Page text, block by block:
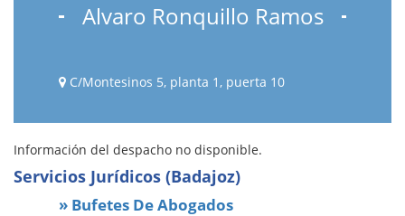
Alvaro Ronquillo Ramos
C/Montesinos 5, planta 1, puerta 10
Información del despacho no disponible.
Servicios Jurídicos (Badajoz)
» Bufetes De Abogados